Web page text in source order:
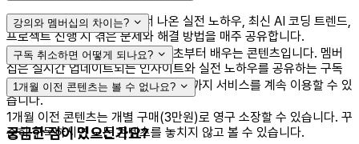
제임스의 22년 개발 경험에서 나온 실전 노하우, 최신 AI 코딩 트렌드,
프로젝트 진행 시 겪은 문제와 해결 방법을 매주 공유합니다.
강의와 멤버십의 차이는?
강의는 체계적인 커리큘럼으로 기초부터 배우는 콘텐츠입니다. 멤버
십은 실시간 업데이트되는 인사이트와 실전 노하우를 공유하는 구독
서비스입니다.
구독 취소하면 어떻게 되나요?
언제든지 취소 가능하며, 다음 결제일까지 서비스를 계속 이용할 수 있
습니다.
1개월 이전 콘텐츠는 볼 수 없나요?
1개월 이전 콘텐츠는 개별 구매(3만원)로 영구 소장할 수 있습니다. 꾸
준히 구독하시면 모든 콘텐츠를 놓치지 않고 볼 수 있습니다.
궁금한 점이 있으신가요?